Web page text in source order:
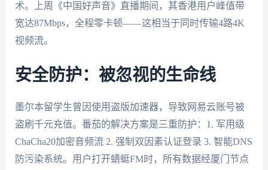
术。上周《中国好声音》直播期间，其香港用户峰值带
宽达87Mbps，全程零卡顿——这相当于同时传输4路4K
视频流。
安全防护：被忽视的生命线
墨尔本留学生曾因使用盗版加速器，导致网易云账号被
盗刷千元充值。番茄的解决方案是三重防护：1. 军用级
ChaCha20加密音频流 2. 强制双因素认证登录 3. 智能DNS
防污染系统。用户打开蜻蜓FM时，所有数据经厦门节点